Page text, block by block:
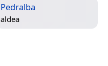
Pedralba
aldea